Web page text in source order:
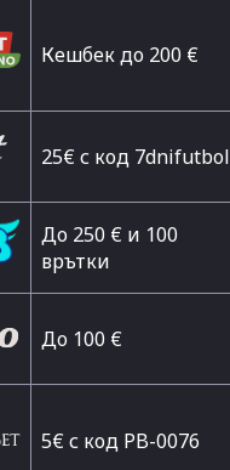
Кешбек до 200 €
25€ с код 7dnifutbol
До 250 € и 100
врътки
Дo 100 €
5€ с код PB-0076